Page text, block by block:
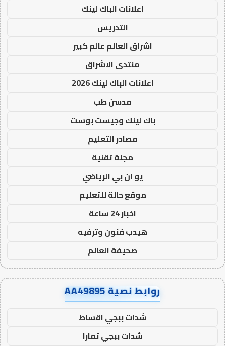
اعلانات الباك لينك
التدريس
اشراق العالم عالم كبير
منتدى الاشراق
اعلانات الباك لينك 2026
مدسن طب
باك لينك وجيست بوست
مصادر التعليم
مجلة تقنية
يو ان بي الرياضي
موقع حالة للتعليم
اخبار 24 ساعة
هيدب فنون وترفيه
صحيفة العالم
روابط نصية AA49895
شدات ببجي اقساط
شدات ببجي تمارا